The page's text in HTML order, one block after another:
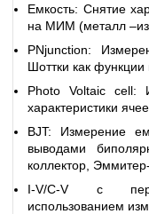
Емкость: Снятие
на МИМ (металл
PNjunction:
Шоттки как
Photo Voltaic cell:
характеристики
BJT: Измерение
выводами
коллектор,
I-V/C-V с
использованием